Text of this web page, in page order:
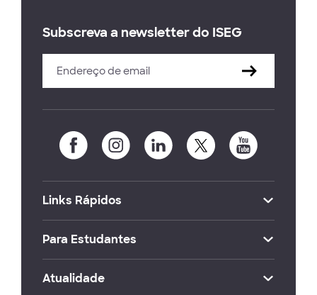
Subscreva a newsletter do ISEG
Links Rápidos
Para Estudantes
Atualidade